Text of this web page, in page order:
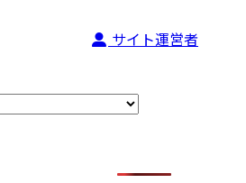
サイト運営者